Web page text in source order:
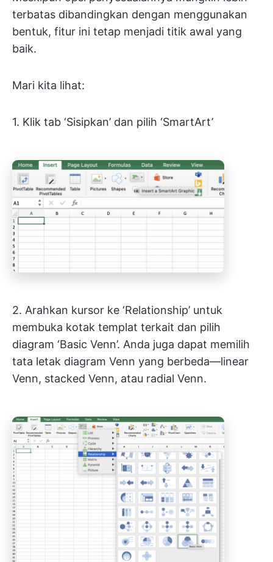
terbatas dibandingkan dengan menggunakan
bentuk, fitur ini tetap menjadi titik awal yang
baik.
Mari kita lihat:
1. Klik tab ‘Sisipkan’ dan pilih ‘SmartArt’
2. Arahkan kursor ke ‘Relationship’ untuk
membuka kotak templat terkait dan pilih
diagram ‘Basic Venn’. Anda juga dapat memilih
tata letak diagram Venn yang berbeda—linear
Venn, stacked Venn, atau radial Venn.